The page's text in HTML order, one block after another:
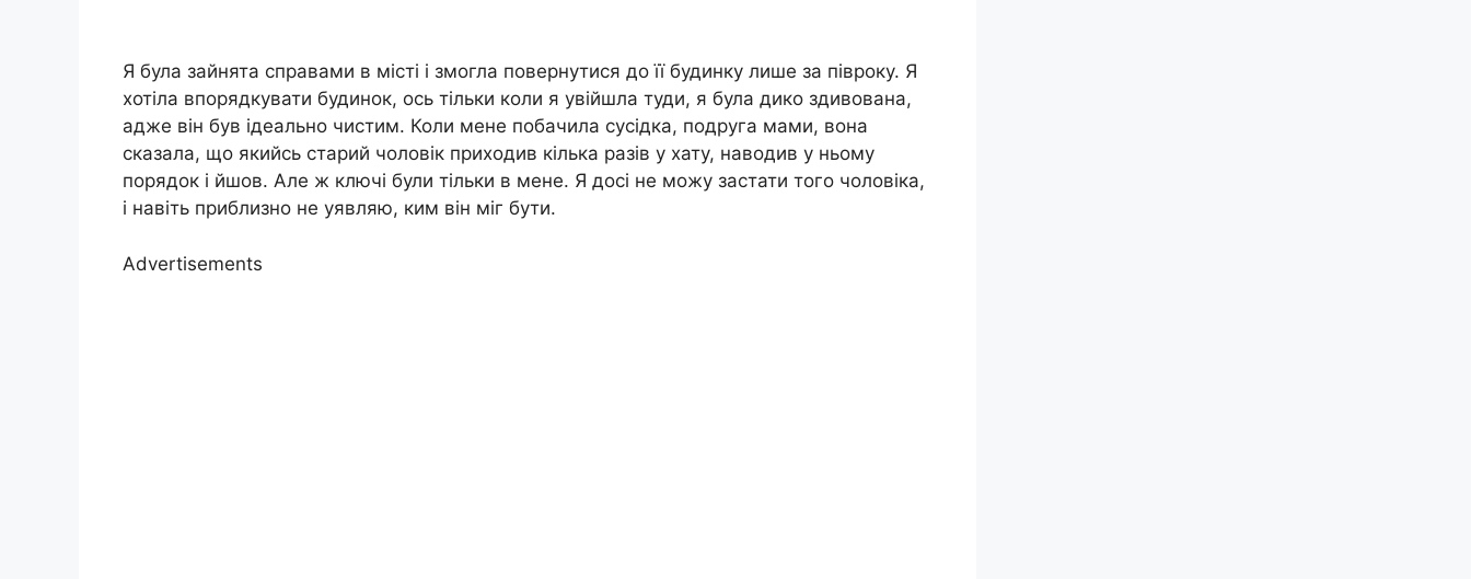
Я була зайнята справами в місті і змогла повернутися до її будинку лише за півроку. Я
хотіла впорядкувати будинок, ось тільки коли я увійшла туди, я була дико здивована,
адже він був ідеально чистим. Коли мене побачила сусідка, подруга мами, вона
сказала, що якийсь старий чоловік приходив кілька разів у хату, наводив у ньому
порядок і йшов. Але ж ключі були тільки в мене. Я досі не можу застати того чоловіка,
і навіть приблизно не уявляю, ким він міг бути.
Advertisements